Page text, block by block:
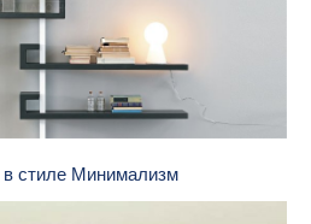
в стиле Минимализм